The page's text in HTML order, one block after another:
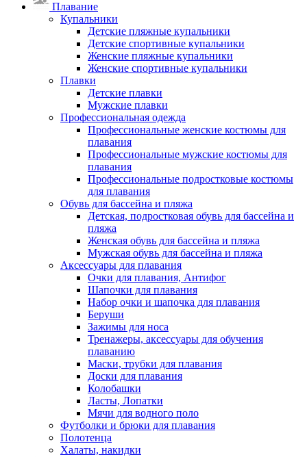
Плавание
Купальники
Детские пляжные купальники
Детские спортивные купальники
Женские пляжные купальники
Женские спортивные купальники
Плавки
Детские плавки
Мужские плавки
Профессиональная одежда
Профессиональные женские костюмы для
плавания
Профессиональные мужские костюмы для
плавания
Профессиональные подростковые костюмы
для плавания
Обувь для бассейна и пляжа
Детская, подростковая обувь для бассейна и
пляжа
Женская обувь для бассейна и пляжа
Мужская обувь для бассейна и пляжа
Аксессуары для плавания
Очки для плавания, Антифог
Шапочки для плавания
Набор очки и шапочка для плавания
Беруши
Зажимы для носа
Тренажеры, аксессуары для обучения
плаванию
Маски, трубки для плавания
Доски для плавания
Колобашки
Ласты, Лопатки
Мячи для водного поло
Футболки и брюки для плавания
Полотенца
Халаты, накидки